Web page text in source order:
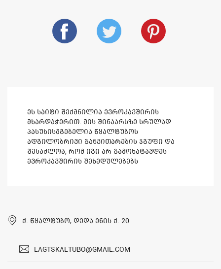
ეს საიტი შექმნილია ევროკავშირის
მხარდაჭერით. მის შინაარსზე სრულად
პასუხისმგებელია წყალტუბოს
ადგილობრივი განვითარების ჯგუფი და
შესაძლოა, რომ იგი არ გამოხატავდეს
ევროკავშირის შეხედულებებს
ქ. წყალტუბო, დედა ენის ქ. 20
lagtskaltubo@gmail.com